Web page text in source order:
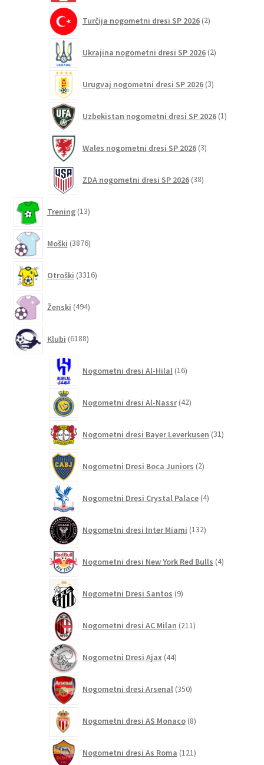
Turčija nogometni dresi SP 2026 2izdelka
Ukrajina nogometni dresi SP 2026 2izdelka
Urugvaj nogometni dresi SP 2026 3izdelki
Uzbekistan nogometni dresi SP 2026 1izdelek
Wales nogometni dresi SP 2026 3izdelki
ZDA nogometni dresi SP 2026 38izdelkov
Trening 13izdelkov
Moški 3876izdelkov
Otroški 3316izdelkov
Ženski 494izdelkov
Klubi 6188izdelkov
Nogometni dresi Al-Hilal 16izdelkov
Nogometni dresi Al-Nassr 42izdelkov
Nogometni dresi Bayer Leverkusen 31izdelkov
Nogometni Dresi Boca Juniors 2izdelka
Nogometni Dresi Crystal Palace 4izdelki
Nogometni dresi Inter Miami 132izdelkov
Nogometni dresi New York Red Bulls 4izdelki
Nogometni Dresi Santos 9izdelkov
Nogometni dresi AC Milan 211izdelkov
Nogometni Dresi Ajax 44izdelkov
Nogometni dresi Arsenal 350izdelkov
Nogometni dresi AS Monaco 8izdelkov
Nogometni dresi As Roma 121izdelkov